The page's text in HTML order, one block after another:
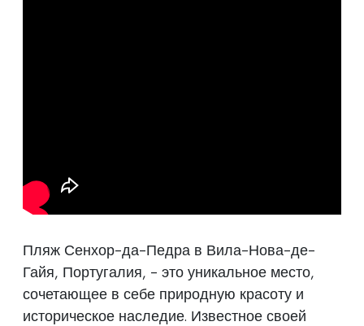
Пляж Сенхор-да-Педра в Вила-Нова-де-
Гайя, Португалия, - это уникальное место,
сочетающее в себе природную красоту и
историческое наследие. Известное своей